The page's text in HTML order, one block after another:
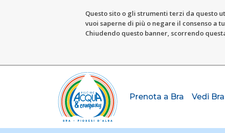
Questo sito o gli strumenti terzi da questo
vuoi saperne di più o negare il consenso a
Chiudendo questo banner, scorrendo
Prenota a Bra Vedi Bra